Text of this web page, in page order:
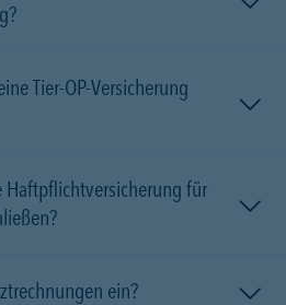
Tier-OP-Versicherung
für
ein?